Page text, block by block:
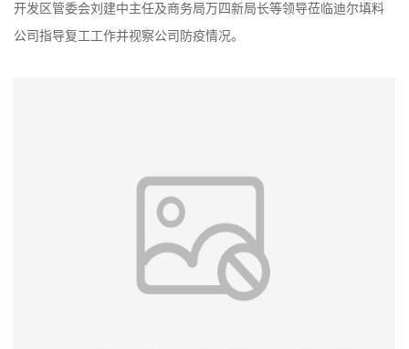
开发区管委会刘建中主任及商务局万四新局长等领导莅临迪尔填料
公司指导复工工作并视察公司防疫情况。